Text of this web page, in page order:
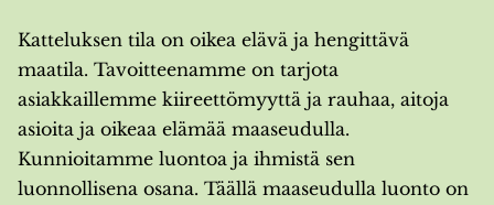
Katteluksen tila on oikea elävä ja hengittävä
maatila. Tavoitteenamme on tarjota
asiakkaillemme kiireettömyyttä ja rauhaa, aitoja
asioita ja oikeaa elämää maaseudulla.
Kunnioitamme luontoa ja ihmistä sen
luonnollisena osana. Täällä maaseudulla luonto on